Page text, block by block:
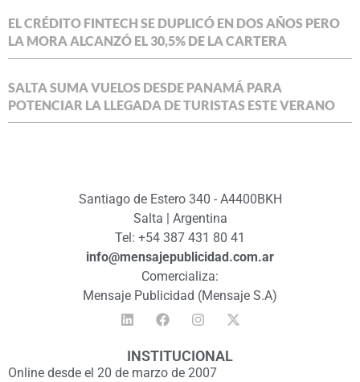
EL CRÉDITO FINTECH SE DUPLICÓ EN DOS AÑOS PERO
LA MORA ALCANZÓ EL 30,5% DE LA CARTERA
SALTA SUMA VUELOS DESDE PANAMÁ PARA
POTENCIAR LA LLEGADA DE TURISTAS ESTE VERANO
Santiago de Estero 340 - A4400BKH
Salta | Argentina
Tel: +54 387 431 80 41
info@mensajepublicidad.com.ar
Comercializa:
Mensaje Publicidad (Mensaje S.A)
INSTITUCIONAL
Online desde el 20 de marzo de 2007